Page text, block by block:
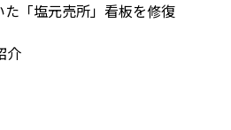
「塩元売所」看板を修復
介